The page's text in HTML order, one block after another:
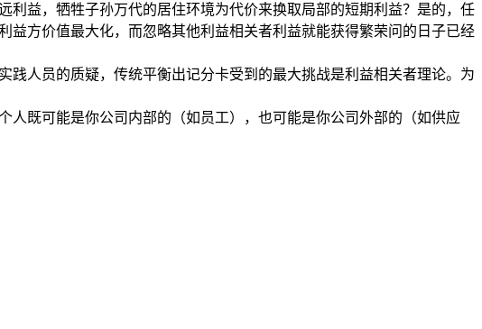
利益，牺牲子孙万代的居住环境为代价来换取局部的短期利益？是的，任
方价值最大化，而忽略其他利益相关者利益就能获得繁荣问的日子已经
人员的质疑，传统平衡出记分卡受到的最大挑战是利益相关者理论。为
既可能是你公司内部的（如员工），也可能是你公司外部的（如供应